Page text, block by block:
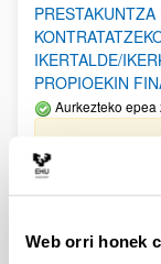
Web orri honek
IKERTALDE/
PROPIOEKIN
Aurkezteko
ESKAERAK
UPV/EHUn
Izapide irekia